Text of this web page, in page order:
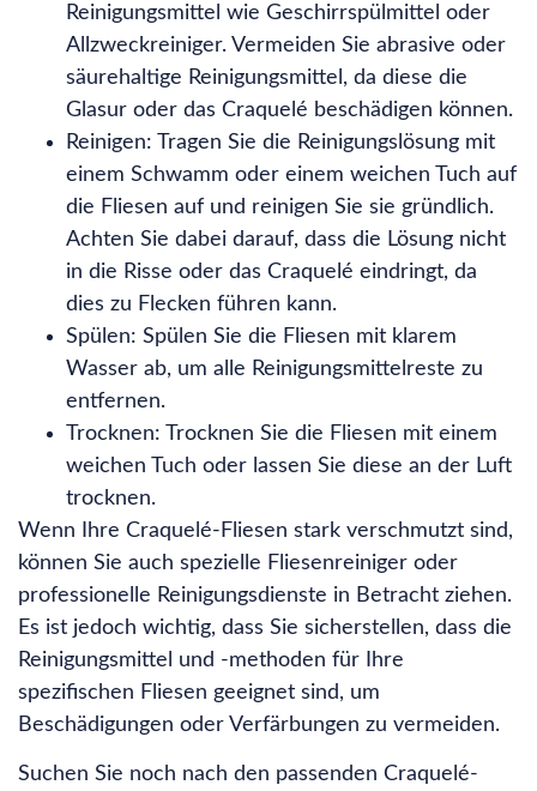
Reinigungsmittel wie Geschirrspülmittel oder
Allzweckreiniger. Vermeiden Sie abrasive oder
säurehaltige Reinigungsmittel, da diese die
Glasur oder das Craquelé beschädigen können.
Reinigen: Tragen Sie die Reinigungslösung mit
einem Schwamm oder einem weichen Tuch auf
die Fliesen auf und reinigen Sie sie gründlich.
Achten Sie dabei darauf, dass die Lösung nicht
in die Risse oder das Craquelé eindringt, da
dies zu Flecken führen kann.
Spülen: Spülen Sie die Fliesen mit klarem
Wasser ab, um alle Reinigungsmittelreste zu
entfernen.
Trocknen: Trocknen Sie die Fliesen mit einem
weichen Tuch oder lassen Sie diese an der Luft
trocknen.
Wenn Ihre Craquelé-Fliesen stark verschmutzt sind,
können Sie auch spezielle Fliesenreiniger oder
professionelle Reinigungsdienste in Betracht ziehen.
Es ist jedoch wichtig, dass Sie sicherstellen, dass die
Reinigungsmittel und -methoden für Ihre
spezifischen Fliesen geeignet sind, um
Beschädigungen oder Verfärbungen zu vermeiden.
Suchen Sie noch nach den passenden Craquelé-